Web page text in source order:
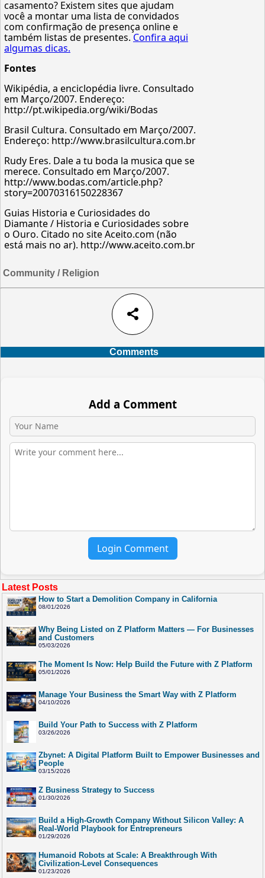
casamento? Existem sites que ajudam
você a montar uma lista de convidados
com confirmação de presença online e
também listas de presentes. Confira aqui
algumas dicas.
Fontes
Wikipédia, a enciclopédia livre. Consultado
em Março/2007. Endereço:
http://pt.wikipedia.org/wiki/Bodas
Brasil Cultura. Consultado em Março/2007.
Endereço: http://www.brasilcultura.com.br
Rudy Eres. Dale a tu boda la musica que se
merece. Consultado em Março/2007.
http://www.bodas.com/article.php?
story=20070316150228367
Guias Historia e Curiosidades do
Diamante / Historia e Curiosidades sobre
o Ouro. Citado no site Aceito.com (não
está mais no ar). http://www.aceito.com.br
Community / Religion
share
Comments
Add a Comment
Login Comment
Latest Posts
How to Start a Demolition Company in California
08/01/2026
Why Being Listed on Z Platform Matters — For Businesses
and Customers
05/03/2026
The Moment Is Now: Help Build the Future with Z Platform
05/01/2026
Manage Your Business the Smart Way with Z Platform
04/10/2026
Build Your Path to Success with Z Platform
03/26/2026
Zbynet: A Digital Platform Built to Empower Businesses and
People
03/15/2026
Z Business Strategy to Success
01/30/2026
Build a High-Growth Company Without Silicon Valley: A
Real-World Playbook for Entrepreneurs
01/29/2026
Humanoid Robots at Scale: A Breakthrough With
Civilization-Level Consequences
01/23/2026